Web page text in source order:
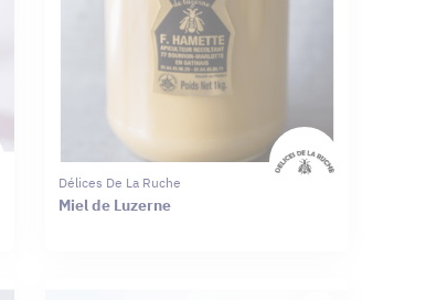
Délices De La Ruche
Miel de Luzerne